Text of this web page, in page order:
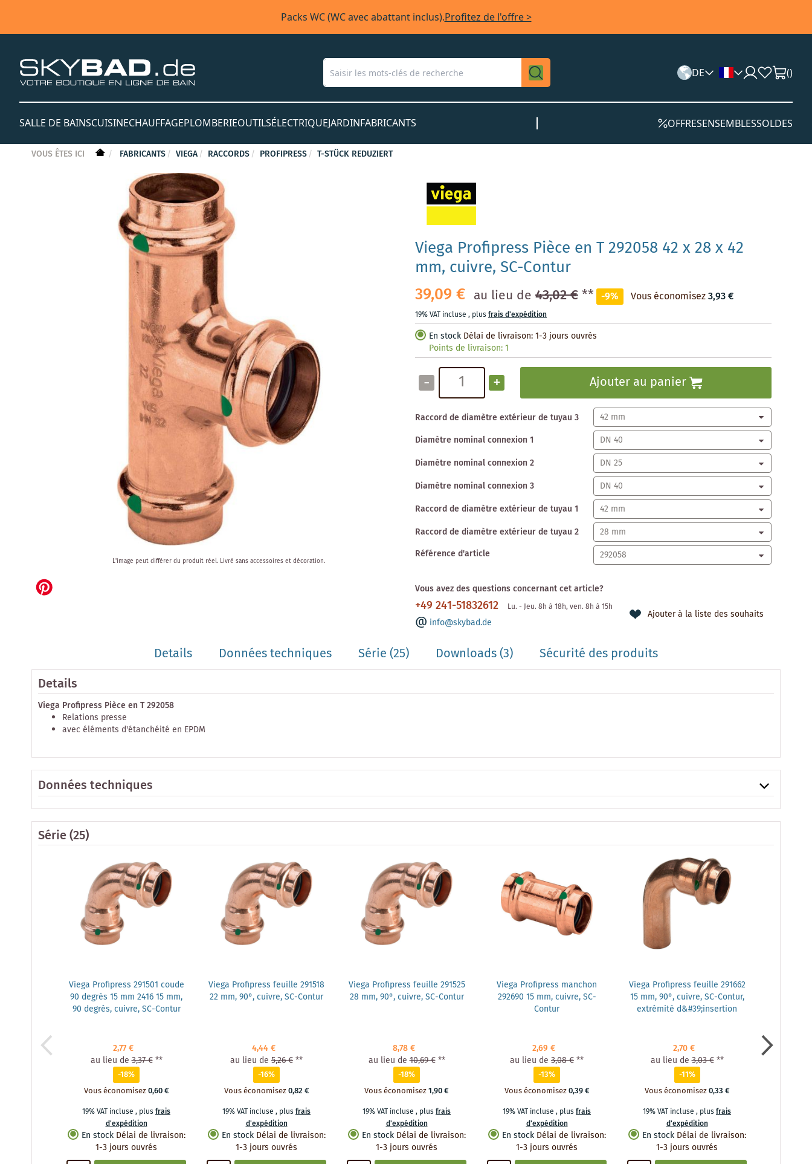
Packs WC (WC avec abattant inclus).Profitez de l'offre >
DE ()
SALLE DE BAINSCUISINECHAUFFAGEPLOMBERIEOUTILSÉLECTRIQUEJARDINFABRICANTS OFFRESENSEMBLESSOLDES
VOUS ÊTES ICI FABRICANTS VIEGA RACCORDS PROFIPRESS T-STÜCK REDUZIERT
Viega Profipress Pièce en T 292058 42 x 28 x 42
mm, cuivre, SC-Contur
39,09 € au lieu de 43,02 €** -9% Vous économisez3,93 €
19% VAT incluse , plusfrais d'expédition
En stock Délai de livraison: 1-3 jours ouvrés
Points de livraison:1
- + Ajouter au panier
Raccord de diamètre extérieur de tuyau 3
Diamètre nominal connexion 1
Diamètre nominal connexion 2
Diamètre nominal connexion 3
Raccord de diamètre extérieur de tuyau 1
Raccord de diamètre extérieur de tuyau 2
Référence d'article
Vous avez des questions concernant cet article?
+49 241-51832612 Lu. - Jeu. 8h à 18h, ven. 8h à 15h
info@skybad.de
Ajouter à la liste des souhaits
the
beginning
L'image peut différer du produit réel. Livré sans accessoires et décoration.
Details Données techniques Série(25) Downloads (3)
Sécurité des produits
Details
Viega Profipress Pièce en T 292058
Relations presse
avec éléments d'étanchéité en EPDM
Données techniques
Série(25)
Viega Profipress 291501 coude
90 degrés 15 mm 2416 15 mm,
90 degrés, cuivre, SC-Contur
2,77 €
au lieu de 3,37 € **
-18%
Vous économisez0,60 €
19% VAT incluse , plusfrais
d'expédition
En stock Délai de livraison:
1-3 jours ouvrés
Viega Profipress feuille 291518
22 mm, 90°, cuivre, SC-Contur
4,44 €
au lieu de 5,26 €**
-16%
Vous économisez0,82 €
19% VAT incluse , plusfrais
d'expédition
En stock Délai de livraison:
1-3 jours ouvrés
Viega Profipress feuille 291525
28 mm, 90°, cuivre, SC-Contur
8,78 €
au lieu de 10,69 € **
-18%
Vous économisez1,90 €
19% VAT incluse , plusfrais
d'expédition
En stock Délai de livraison:
1-3 jours ouvrés
Viega Profipress manchon
292690 15 mm, cuivre, SC-
Contur
2,69 €
au lieu de 3,08 €**
-13%
Vous économisez0,39 €
19% VAT incluse , plusfrais
d'expédition
En stock Délai de livraison:
1-3 jours ouvrés
Viega Profipress feuille 291662
15 mm, 90°, cuivre, SC-Contur,
extrémité d&#39;insertion
2,70 €
au lieu de 3,03 € **
-11%
Vous économisez0,33 €
19% VAT incluse , plusfrais
d'expédition
En stock Délai de livraison:
1-3 jours ouvrés